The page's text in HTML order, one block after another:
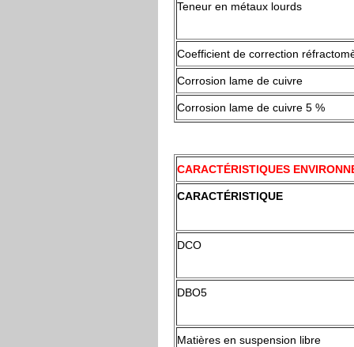
Teneur en métaux lourds
Coefficient de correction
Corrosion lame de cuivre
Corrosion lame de cuivre 5 %
CARACTÉRISTIQUES
CARACTÉRISTIQUE
DCO
DBO5
Matières en suspension libre